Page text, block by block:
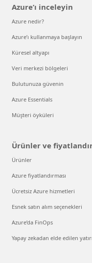
Azure’ı inceleyin
Azure nedir?
Azure’ı kullanmaya başlayın
Küresel altyapı
Veri merkezi bölgeleri
Bulutunuza güvenin
Azure Essentials
Müşteri öyküleri
Ürünler ve
Ürünler
Azure fiyatlandırması
Ücretsiz Azure hizmetleri
Esnek satın alım seçenekleri
Azure’da FinOps
Yapay zekadan elde edilen